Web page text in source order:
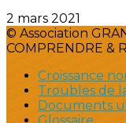
2 mars 2021
© Association
COMPRENDRE &
Croissance
Troubles de
Documents